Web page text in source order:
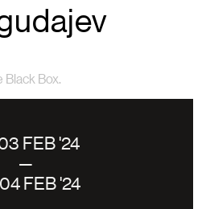
Black Box.
FEB '24
—
FEB '24